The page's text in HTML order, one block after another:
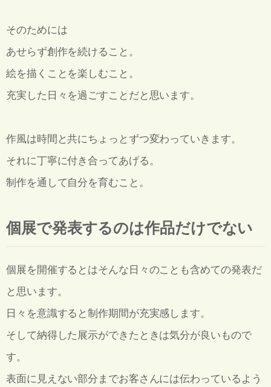
そのためには
あせらず創作を続けること。
絵を描くことを楽しむこと。
充実した日々を過ごすことだと思います。
作風は時間と共にちょっとずつ変わっていきます。
それに丁寧に付き合ってあげる。
制作を通して自分を育むこと。
個展で発表するのは作品だけでない
個展を開催するとはそんな日々のことも含めての発表だ
と思います。
日々を意識すると制作期間が充実感します。
そして納得した展示ができたときは気分が良いもので
す。
表面に見えない部分までお客さんには伝わっているよう